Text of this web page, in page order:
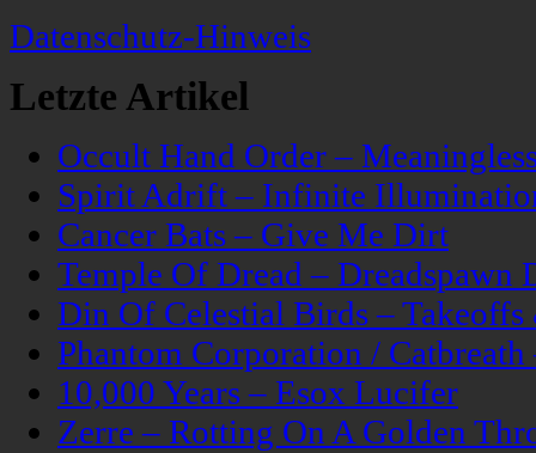
Datenschutz-Hinweis
Letzte Artikel
Occult Hand Order –
Spirit Adrift – Infinite
Cancer Bats – Give Me Dirt
Temple Of Dread – Dreadspawn
Din Of Celestial Birds –
Phantom Corporation /
10,000 Years – Esox Lucifer
Zerre – Rotting On A Golden